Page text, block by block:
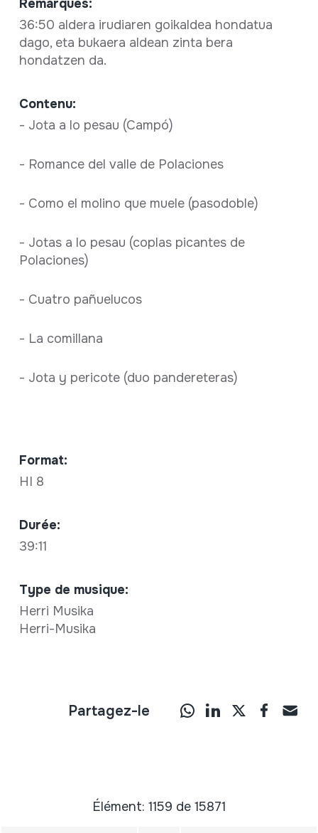
Remarques:
36:50 aldera irudiaren goikaldea hondatua
dago, eta bukaera aldean zinta bera
hondatzen da.
Contenu:
- Jota a lo pesau (Campó)
- Romance del valle de Polaciones
- Como el molino que muele (pasodoble)
- Jotas a lo pesau (coplas picantes de
Polaciones)
- Cuatro pañuelucos
- La comillana
- Jota y pericote (duo pandereteras)
Format:
HI 8
Durée:
39:11
Type de musique:
Herri Musika
Herri-Musika
Partagez-le
Élément: 1159 de 15871